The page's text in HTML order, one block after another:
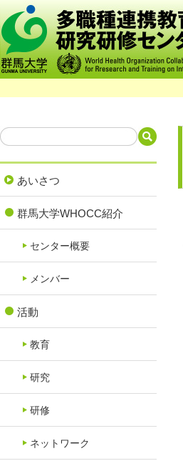
あいさつ
群馬大学WHOCC紹介
センター概要
メンバー
活動
教育
研究
研修
ネットワーク